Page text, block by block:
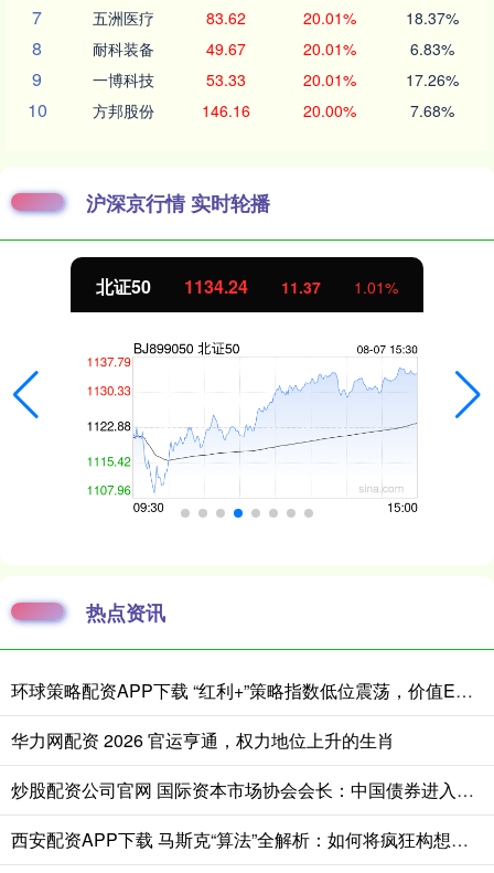
7 五洲医疗 83.62 20.01% 18.37%
8 耐科装备 49.67 20.01% 6.83%
9 一博科技 53.33 20.01% 17.26%
10 方邦股份 146.16 20.00% 7.68%
沪深京行情 实时轮播
北证50 1134.24 11.37 1.01%
热点资讯
环球策略配资APP下载 “红利+”策略指数低位震荡，价值ETF易方达（159263）全天净申购达8000万份
华力网配资 2026 官运亨通，权力地位上升的生肖
炒股配资公司官网 国际资本市场协会会长：中国债券进入全球配置视野｜全球财经连线
西安配资APP下载 马斯克“算法”全解析：如何将疯狂构想转化为现实